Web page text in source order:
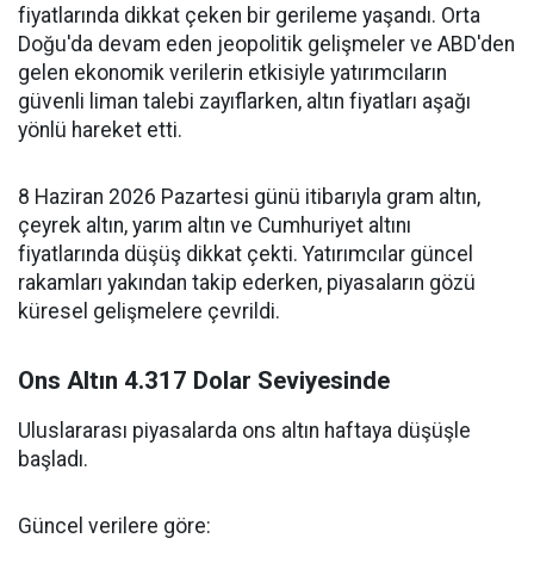
fiyatlarında dikkat çeken bir gerileme yaşandı. Orta
Doğu'da devam eden jeopolitik gelişmeler ve ABD'den
gelen ekonomik verilerin etkisiyle yatırımcıların
güvenli liman talebi zayıflarken, altın fiyatları aşağı
yönlü hareket etti.
8 Haziran 2026 Pazartesi günü itibarıyla gram altın,
çeyrek altın, yarım altın ve Cumhuriyet altını
fiyatlarında düşüş dikkat çekti. Yatırımcılar güncel
rakamları yakından takip ederken, piyasaların gözü
küresel gelişmelere çevrildi.
Ons Altın 4.317 Dolar Seviyesinde
Uluslararası piyasalarda ons altın haftaya düşüşle
başladı.
Güncel verilere göre: